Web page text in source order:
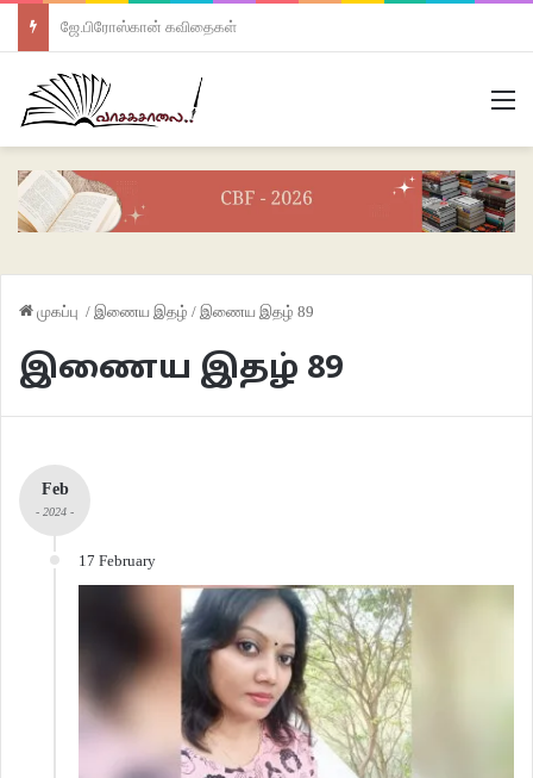
ஜே.பிரோஸ்கான் கவிதைகள்
முகப்பு / இணைய இதழ் / இணைய இதழ் 89
இணைய இதழ் 89
Feb
- 2024 -
17 February